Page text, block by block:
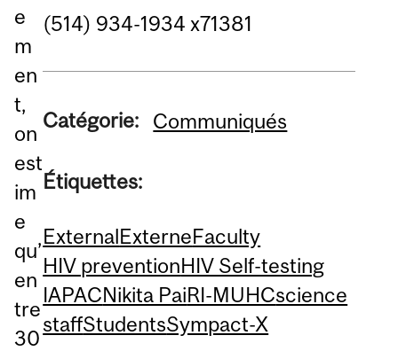
e
m
en
t,
on
est
im
e
qu’
en
tre
30
(514) 934-1934 x71381
Catégorie: Communiqués
Étiquettes:
ExternalExterneFaculty
HIV preventionHIV Self-testing
IAPACNikita PaiRI-MUHCscience
staffStudentsSympact-X